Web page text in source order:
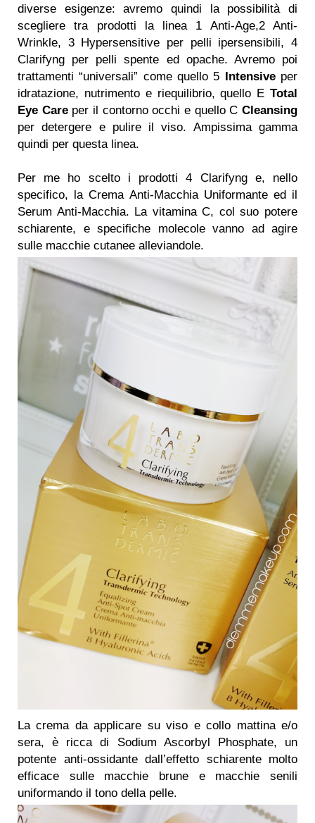
diverse esigenze: avremo quindi la possibilità di
scegliere tra prodotti la linea 1 Anti-Age,2 Anti-
Wrinkle, 3 Hypersensitive per pelli ipersensibili, 4
Clarifyng per pelli spente ed opache. Avremo poi
trattamenti “universali” come quello 5 Intensiveper
idratazione, nutrimento e riequilibrio, quello E Total
Eye Careper il contorno occhi e quello CCleansing
per detergere e pulire il viso. Ampissima gamma
quindi per questa linea.
Per me ho scelto i prodotti 4 Clarifyng e, nello
specifico, la Crema Anti-Macchia Uniformante ed il
Serum Anti-Macchia. La vitamina C, col suo potere
schiarente, e specifiche molecole vanno ad agire
sulle macchie cutanee alleviandole.
La crema da applicare su viso e collo mattina e/o
sera, è ricca di Sodium Ascorbyl Phosphate, un
potente anti-ossidante dall’effetto schiarente molto
efficace sulle macchie brune e macchie senili
uniformando il tono della pelle.